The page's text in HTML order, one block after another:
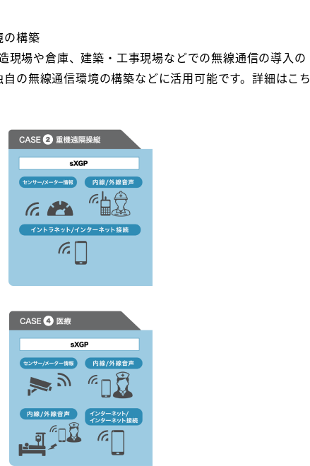
の構築
場や倉庫、建築・工事現場などでの無線通信の導入の
の無線通信環境の構築などに活用可能です。詳細はこち